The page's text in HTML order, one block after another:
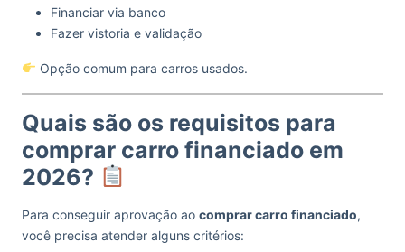
Financiar via banco
Fazer vistoria e validação
Opção comum para carros usados.
Quais são os requisitos para
comprar carro financiado em
2026?
Para conseguir aprovação ao comprar carro financiado,
você precisa atender alguns critérios: